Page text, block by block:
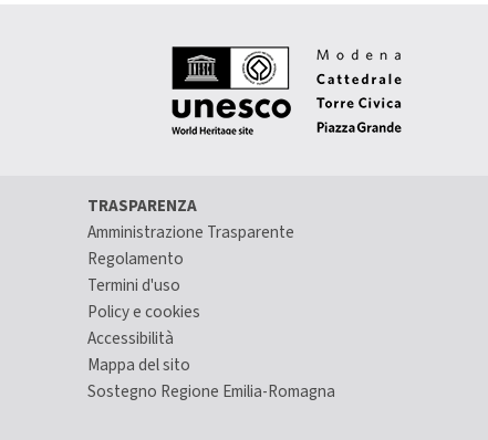
TRASPARENZA
Amministrazione Trasparente
Regolamento
Termini d'uso
Policy e cookies
Accessibilità
Mappa del sito
Sostegno Regione Emilia-Romagna